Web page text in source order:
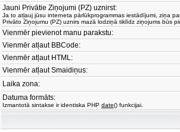
Jauni Privātie Ziņojumi (PZ) uznirst:
Ja to atļauj jūsu interneta pārlūkprogrammas iestādījumi, ziņa
Privāto Ziņojumu (PZ) uznirs mazā lodziņā tiklīdz ziņojums būs
Vienmēr pievienot manu parakstu:
Vienmēr atļaut BBCode:
Vienmēr atļaut HTML:
Vienmēr atļaut Smaidiņus:
Laika zona:
Datuma formāts:
Izmantotā sintakse ir identiska PHP date() funkcijai.